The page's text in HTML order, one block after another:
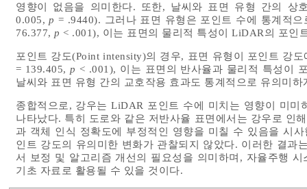
영향이 없음을 의미한다. 또한, 날씨와 표면 유형 간의 상
0.005,p = .9440). 그러나 표면 유형은 포인트 수에 통계적
76.377, p < .001), 이는 표면의 물리적 특성이 LiDAR의 포인
포인트 강도(Point intensity)의 경우, 표면 유형이 포인트 강
= 139.405,p < .001), 이는 표면의 반사율과 물리적 특성이
날씨와 표면 유형 간의 교호작용 효과도 통계적으로 유의미
종합적으로, 강우는 LiDAR 포인트 수에 미치는 영향이 미
나타났다. 특히 도로와 같은 저반사율 표면에서는 강우로 인
과 객체 인식 정확도에 부정적인 영향을 미칠 수 있음을 시
인트 강도의 유의미한 변화가 관찰되지 않았다. 이러한 결
서 보정 및 알고리즘 개선의 필요성을 의미하며, 자율주행
기초 자료로 활용될 수 있을 것이다.